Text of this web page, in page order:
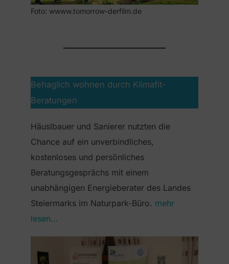
Foto: wwww.tomorrow-derfilm.de
Behaglich wohnen durch Klimafit-
Beratungen
Häuslbauer und Sanierer nutzten die
Chance auf ein unverbindliches,
kostenloses und persönliches
Beratungsgesprächs mit einem
unabhängigen Energieberater des Landes
Steiermarks im Naturpark-Büro. mehr
lesen…